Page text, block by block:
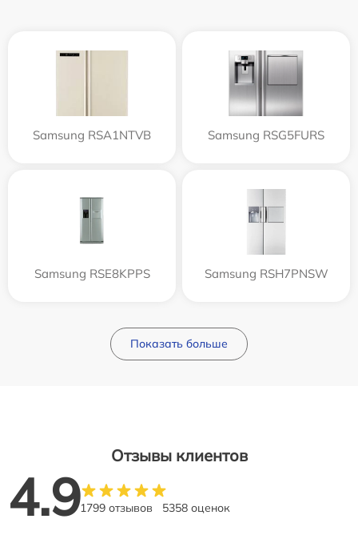
Samsung RSA1NTVB Samsung RSG5FURS
Samsung RSE8KPPS Samsung RSH7PNSW
Показать больше
Отзывы клиентов
4.91799 отзывов 5358 оценок